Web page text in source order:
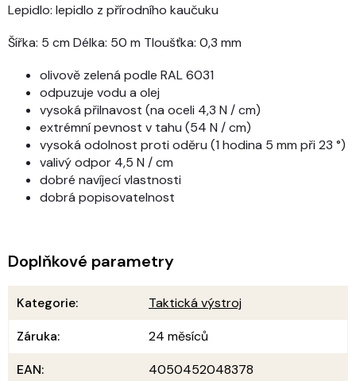
Lepidlo: lepidlo z přírodního kaučuku
Šířka: 5 cm Délka: 50 m Tloušťka: 0,3 mm
olivově zelená podle RAL 6031
odpuzuje vodu a olej
vysoká přilnavost (na oceli 4,3 N / cm)
extrémní pevnost v tahu (54 N / cm)
vysoká odolnost proti oděru (1 hodina 5 mm při 23 °)
valivý odpor 4,5 N / cm
dobré navíjecí vlastnosti
dobrá popisovatelnost
Doplňkové parametry
Kategorie:
Taktická výstroj
Záruka:
24 měsíců
EAN:
4050452048378